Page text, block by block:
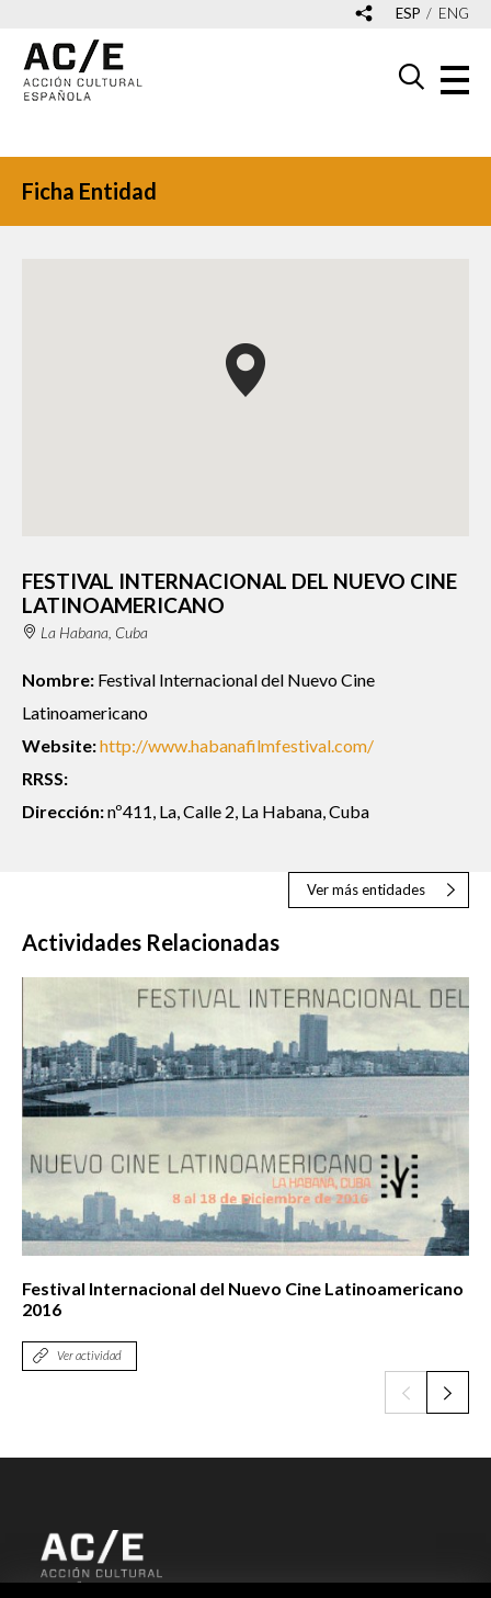
ESP ENG
Ficha Entidad
FESTIVAL INTERNACIONAL DEL NUEVO CINE
LATINOAMERICANO
La Habana, Cuba
Nombre: Festival Internacional del Nuevo Cine
Latinoamericano
Website:http://www.habanafilmfestival.com/
RRSS:
Dirección:nº411, La, Calle 2, La Habana, Cuba
Ver más entidades
Actividades Relacionadas
Festival Internacional del Nuevo Cine Latinoamericano
2016
Ver actividad